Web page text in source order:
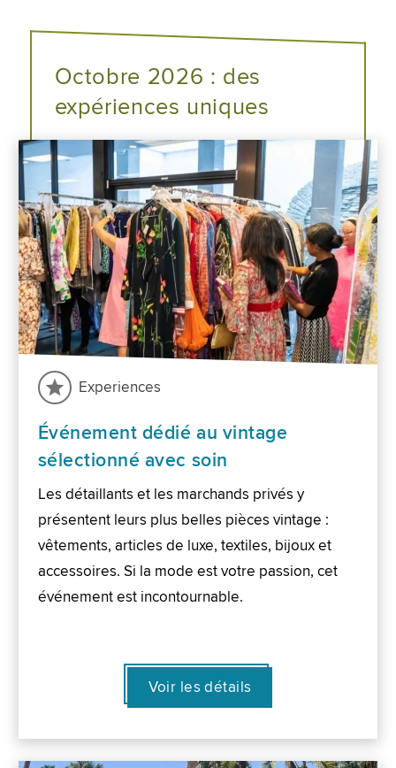
Octobre 2026 : des
expériences uniques
Experiences
Événement dédié au vintage
sélectionné avec soin
Les détaillants et les marchands privés y
présentent leurs plus belles pièces vintage :
vêtements, articles de luxe, textiles, bijoux et
accessoires. Si la mode est votre passion, cet
événement est incontournable.
Voir les détails